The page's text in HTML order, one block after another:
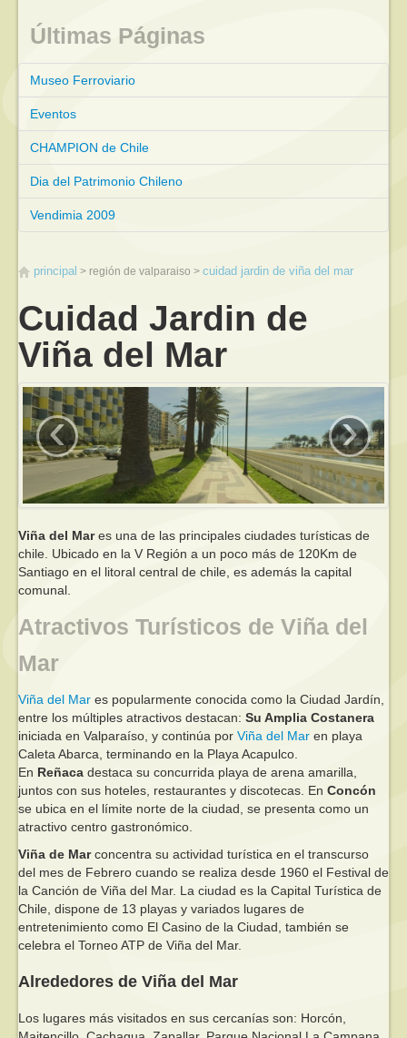
Últimas Páginas
Museo Ferroviario
Eventos
CHAMPION de Chile
Dia del Patrimonio Chileno
Vendimia 2009
principal región de valparaiso cuidad jardin de viña del mar
Cuidad Jardin de
Viña del Mar
‹ ›
Viña del Mares una de las principales ciudades turísticas de
chile. Ubicado en la V Región a un poco más de 120Km de
Santiago en el litoral central de chile, es además la capital
comunal.
Atractivos Turísticos de Viña del
Mar
Viña del Mar es popularmente conocida como la Ciudad Jardín,
entre los múltiples atractivos destacan: Su Amplia Costanera
iniciada en Valparaíso, y continúa por Viña del Mar en playa
Caleta Abarca, terminando en la Playa Acapulco.
En Reñaca destaca su concurrida playa de arena amarilla,
juntos con sus hoteles, restaurantes y discotecas. En Concón
se ubica en el límite norte de la ciudad, se presenta como un
atractivo centro gastronómico.
Viña de Marconcentra su actividad turística en el transcurso
del mes de Febrero cuando se realiza desde 1960 el Festival de
la Canción de Viña del Mar. La ciudad es la Capital Turística de
Chile, dispone de 13 playas y variados lugares de
entretenimiento como El Casino de la Ciudad, también se
celebra el Torneo ATP de Viña del Mar.
Alrededores de Viña del Mar
Los lugares más visitados en sus cercanías son: Horcón,